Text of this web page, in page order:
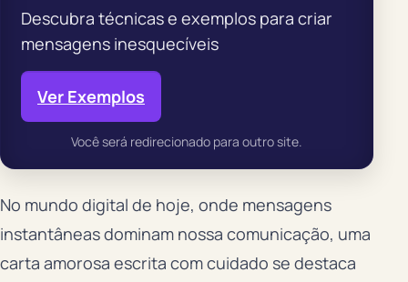
Descubra técnicas e exemplos para criar
mensagens inesquecíveis
Ver Exemplos
Você será redirecionado para outro site.
No mundo digital de hoje, onde mensagens
instantâneas dominam nossa comunicação, uma
carta amorosa escrita com cuidado se destaca